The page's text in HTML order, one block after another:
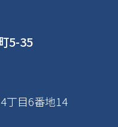
5-35
丁目6番地14